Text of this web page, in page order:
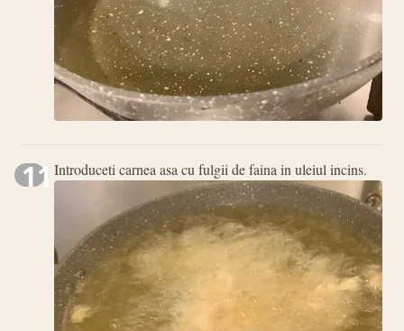
11 Introduceti carnea asa cu fulgii de faina in uleiul incins.